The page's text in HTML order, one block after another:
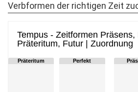
Verbformen der richtigen Zeit